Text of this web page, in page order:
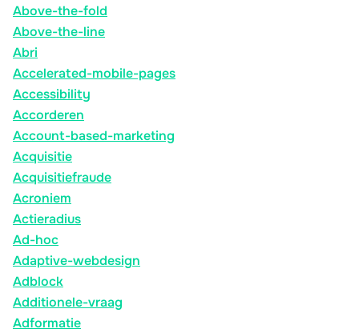
Above-the-fold
Above-the-line
Abri
Accelerated-mobile-pages
Accessibility
Accorderen
Account-based-marketing
Acquisitie
Acquisitiefraude
Acroniem
Actieradius
Ad-hoc
Adaptive-webdesign
Adblock
Additionele-vraag
Adformatie